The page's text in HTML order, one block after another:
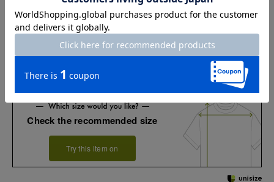
72 121 48
お店で試着する
チャット相談をする 店頭在庫を見る
Check the recommended size
Try this item on